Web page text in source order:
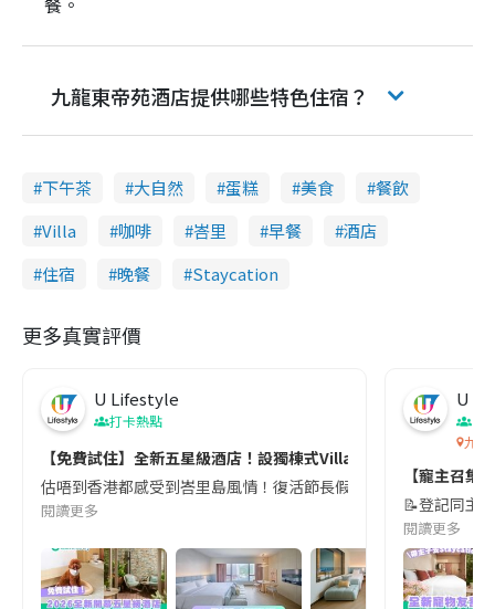
九龍東帝苑酒店提供哪些特色住宿？
下午茶 大自然 蛋糕 美食
餐飲
Villa
咖啡 峇里 早餐
酒店
住宿
晚餐 Staycation
更多真實評價
U Lifestyle
打卡熱點
【免費試住】全新五星級酒店！設獨棟式Villa/寵物友善/私人花園
估唔到香港都感受到峇里島風情！復活節長假期不如帶同毛孩、
閱讀更多
U
九龍
【寵主召
📝登記同主
閱讀更多